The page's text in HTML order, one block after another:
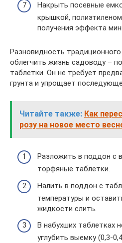
Накрыть посевные
крышкой,
получения эффекта
Разновидность
облегчить жизнь садоводу –
таблетки. Он не требует
грунта и упрощает
Читайте также: Как
розу на новое место
Разложить в поддон с
торфяные таблетки.
Налить в поддон с
температуры и
жидкости слить.
В набухших таблетках
углубить выемку (0,3-